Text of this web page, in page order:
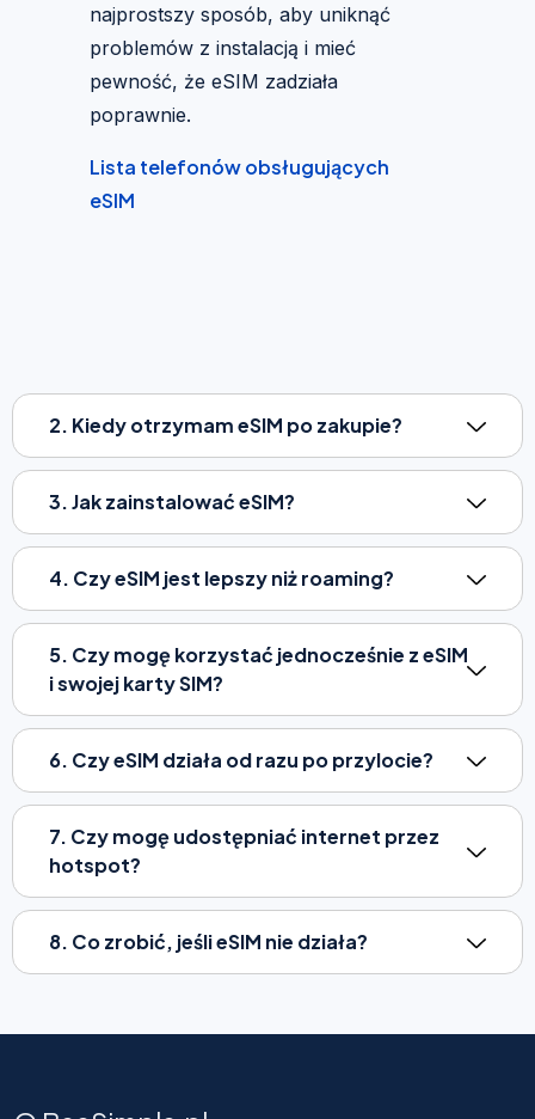
najprostszy sposób, aby uniknąć
problemów z instalacją i mieć
pewność, że eSIM zadziała
poprawnie.
Lista telefonów obsługujących
eSIM
2. Kiedy otrzymam eSIM po zakupie?
3. Jak zainstalować eSIM?
4. Czy eSIM jest lepszy niż roaming?
5. Czy mogę korzystać jednocześnie z eSIM
i swojej karty SIM?
6. Czy eSIM działa od razu po przylocie?
7. Czy mogę udostępniać internet przez
hotspot?
8. Co zrobić, jeśli eSIM nie działa?